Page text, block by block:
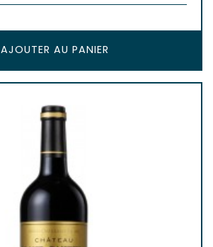
AJOUTER AU PANIER